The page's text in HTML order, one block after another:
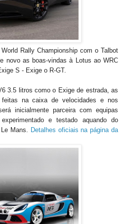
Rally Championship com o Talbot
novo as boas-vindas à Lotus ao WRC
S - Exige o R-GT.
3.5 litros como o Exige de estrada, as
feitas na caixa de velocidades e nos
inicialmente parceira com equipas
e testado aquando do
Mans. Detalhes oficiais na página da